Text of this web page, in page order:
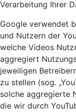
Verarbeitung Ihrer
Google verwendet
und Nutzern der
welche Videos
aggregiert
jeweiligen
zu stellen (sog.
solche aggregierte
die wir durch